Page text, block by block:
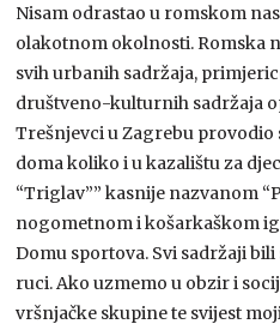
Nisam odrastao u romskom
olakotnom okolnosti. Romska
svih urbanih sadržaja,
društveno-kulturnih sadržaja
Trešnjevci u Zagrebu
doma koliko i u kazalištu za
“Triglav”” kasnije nazvanom
nogometnom i košarkaškom
Domu sportova. Svi sadržaji
ruci. Ako uzmemo u obzir i
vršnjačke skupine te svijest